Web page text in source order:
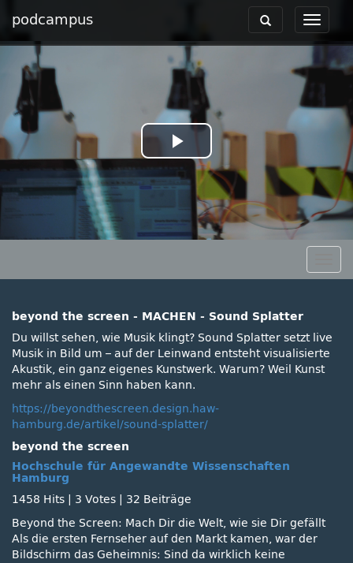
podcampus
Toggle
Toggle
navigation
Play
Video
beyond the screen - MACHEN - Sound Splatter
Du willst sehen, wie Musik klingt? Sound Splatter setzt live
Musik in Bild um – auf der Leinwand entsteht visualisierte
Akustik, ein ganz eigenes Kunstwerk. Warum? Weil Kunst
mehr als einen Sinn haben kann.
https://beyondthescreen.design.haw-
hamburg.de/artikel/sound-splatter/
beyond the screen
Hochschule für Angewandte Wissenschaften
Hamburg
1458 Hits
3 Votes
32 Beiträge
Beyond the Screen: Mach Dir die Welt, wie sie Dir gefällt
Als die ersten Fernseher auf den Markt kamen, war der
Bildschirm das Geheimnis: Sind da wirklich keine